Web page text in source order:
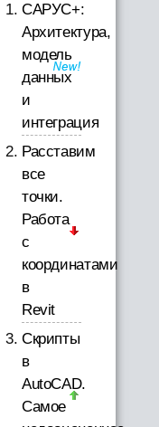
САРУС+:
Архитектура,
модель
данных
и
интеграция
Расставим
все
точки.
Работа
с
координатами
в
Revit
Скрипты
в
AutoCAD.
Самое